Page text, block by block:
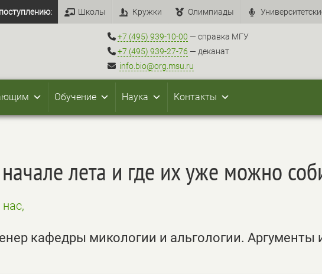
Школы Кружки Олимпиады
+7 (495) 939-10-00 — справка МГУ
+7 (495) 939-27-76 — деканат
info.bio@org.msu.ru
Обучение Наука Контакты
лета и где их уже можно
кафедры микологии и альгологии. Аргументы